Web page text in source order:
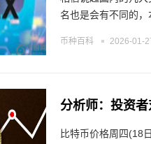
名也是会有不同的，
币种百科 2026-01-
分析师：投资
比特币价格周四(18